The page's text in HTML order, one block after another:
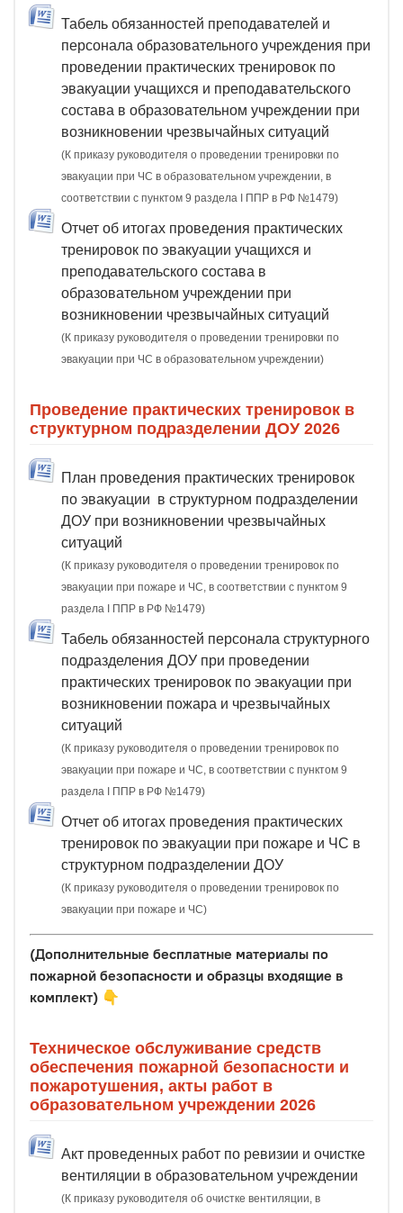
Табель обязанностей преподавателей и
персонала образовательного учреждения при
проведении практических тренировок по
эвакуации учащихся и преподавательского
состава в образовательном учреждении при
возникновении чрезвычайных ситуаций
(К приказу руководителя о проведении тренировки по
эвакуации при ЧС в образовательном учреждении, в
соответствии с пунктом 9 раздела I ППР в РФ №1479)
Отчет об итогах проведения практических
тренировок по эвакуации учащихся и
преподавательского состава в
образовательном учреждении при
возникновении чрезвычайных ситуаций
(К приказу руководителя о проведении тренировки по
эвакуации при ЧС в образовательном учреждении)
Проведение практических тренировок в
структурном подразделении ДОУ 2026
План проведения практических тренировок
по эвакуации в структурном подразделении
ДОУ при возникновении чрезвычайных
ситуаций
(К приказу руководителя о проведении тренировок по
эвакуации при пожаре и ЧС, в соответствии с пунктом 9
раздела I ППР в РФ №1479)
Табель обязанностей персонала структурного
подразделения ДОУ при проведении
практических тренировок по эвакуации при
возникновении пожара и чрезвычайных
ситуаций
(К приказу руководителя о проведении тренировок по
эвакуации при пожаре и ЧС, в соответствии с пунктом 9
раздела I ППР в РФ №1479)
Отчет об итогах проведения практических
тренировок по эвакуации при пожаре и ЧС в
структурном подразделении ДОУ
(К приказу руководителя о проведении тренировок по
эвакуации при пожаре и ЧС)
(Дополнительные бесплатные материалы по
пожарной безопасности и образцы входящие в
комплект) 👇
Техническое обслуживание средств
обеспечения пожарной безопасности и
пожаротушения, акты работ в
образовательном учреждении 2026
Акт проведенных работ по ревизии и очистке
вентиляции в образовательном учреждении
(К приказу руководителя об очистке вентиляции, в